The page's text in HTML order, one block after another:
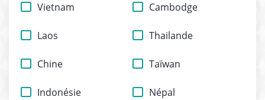
Vietnam Cambodge
Laos Thailande
Chine Taïwan
Indonésie Népal